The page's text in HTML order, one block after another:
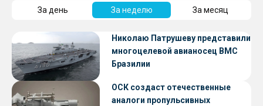
За день За неделю За месяц
Николаю Патрушеву представили
многоцелевой авианосец ВМС
Бразилии
ОСК создаст отечественные
аналоги пропульсивных